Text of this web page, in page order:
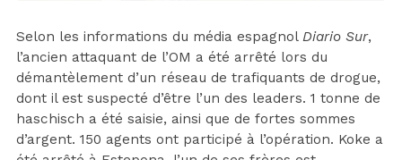
Selon les informations du média espagnol Diario Sur,
l’ancien attaquant de l’OM a été arrêté lors du
démantèlement d’un réseau de trafiquants de drogue,
dont il est suspecté d’être l’un des leaders. 1 tonne de
haschisch a été saisie, ainsi que de fortes sommes
d’argent. 150 agents ont participé à l’opération. Koke a